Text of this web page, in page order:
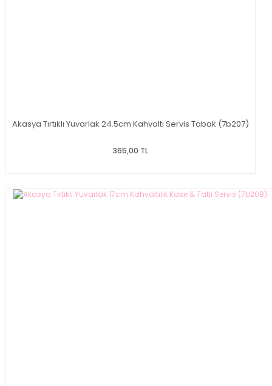
Akasya Tırtıklı Yuvarlak 24.5cm Kahvaltı Servis Tabak (7b207)
365,00 TL